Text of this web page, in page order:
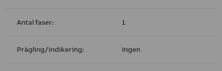
Antal faser: 1
Prägling/Indikering: Ingen